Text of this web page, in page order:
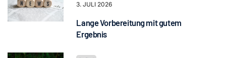
3. JULI 2026
Lange Vorbereitung mit gutem
Ergebnis